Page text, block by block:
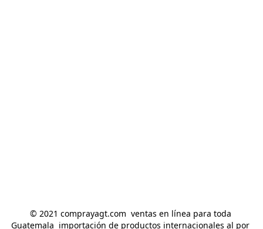
© 2021 comprayagt.com  ventas en línea para toda
Guatemala  importación de productos internacionales al por